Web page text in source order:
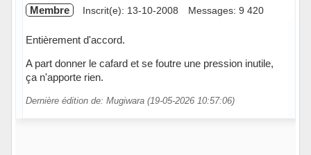
Membre Inscrit(e): 13-10-2008 Messages: 9 420
Entièrement d'accord.
A part donner le cafard et se foutre une pression inutile,
ça n'apporte rien.
Dernière édition de: Mugiwara (19-05-2026 10:57:06)